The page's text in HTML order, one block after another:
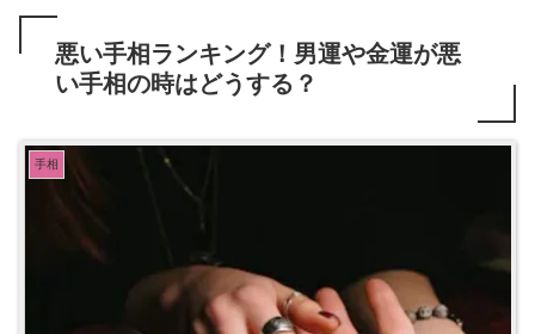
悪い手相ランキング！男運や金運が悪
い手相の時はどうする？
手相